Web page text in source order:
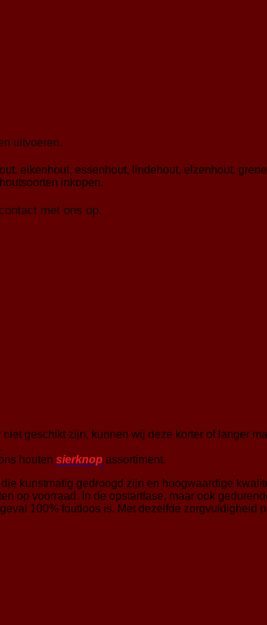
uitvoeren.
eikenhout, essenhout, lindehout, elzenhout,
inkopen.
met ons op.
geschikt zijn, kunnen wij deze korter of langer
houten sierknop assortiment.
kunstmatig gedroogd zijn en hoogwaardige
op voorraad. In de opstartfase, maar ook
100% foutloos is. Met dezelfde zorgvuldigheid